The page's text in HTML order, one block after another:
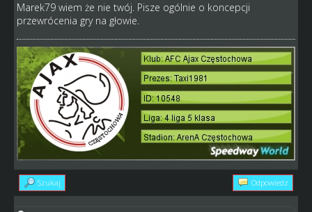
Marek79 wiem że nie twój. Pisze ogólnie o koncepcji
przewrócenia gry na głowie.
Szukaj Odpowiedz